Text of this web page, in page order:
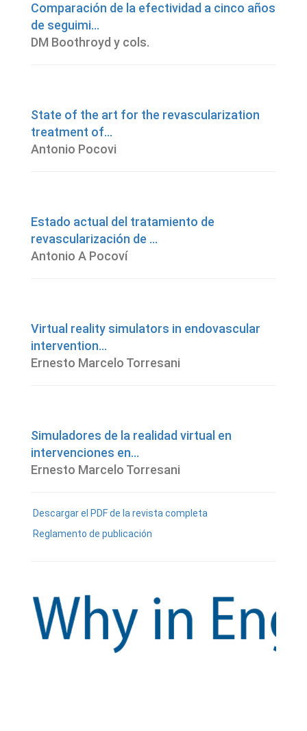
Comparación de la efectividad a cinco años
de seguimi...
DM Boothroyd y cols.
State of the art for the revascularization
treatment of...
Antonio Pocovi
Estado actual del tratamiento de
revascularización de ...
Antonio A Pocoví
Virtual reality simulators in endovascular
intervention...
Ernesto Marcelo Torresani
Simuladores de la realidad virtual en
intervenciones en...
Ernesto Marcelo Torresani
Descargar el PDF de la revista completa
Reglamento de publicación